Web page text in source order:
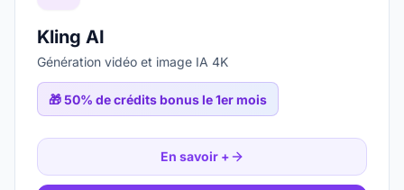
Kling AI
Génération vidéo et image IA 4K
🎁50% de crédits bonus le 1er mois
En savoir +